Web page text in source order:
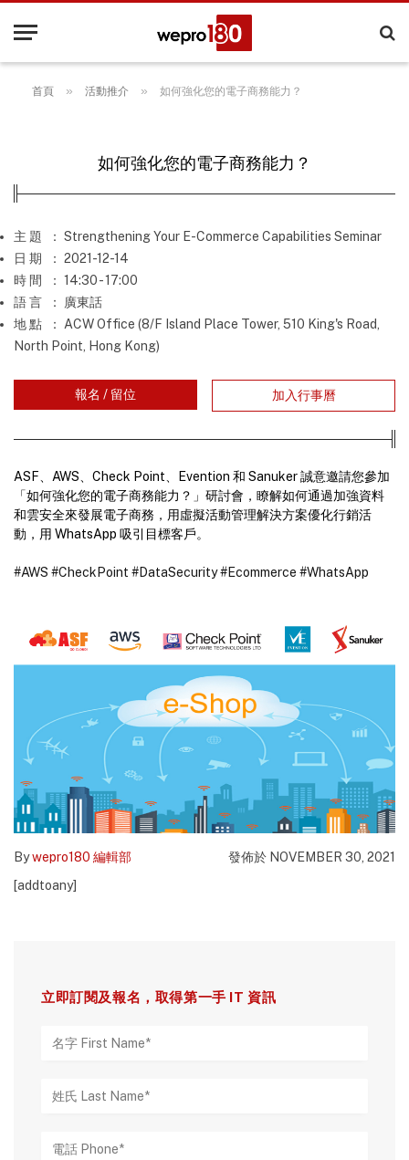
首頁 » 活動推介 » 如何強化您的電子商務能力？
如何強化您的電子商務能力？
主 題
： Strengthening Your E-Commerce Capabilities Seminar
日 期
： 2021-12-14
時 間
： 14:30 - 17:00
語 言
： 廣東話
地 點
： ACW Office (8/F Island Place Tower, 510 King's Road,
North Point, Hong Kong)
報名 / 留位 加入行事曆
ASF、AWS、Check Point、Evention 和 Sanuker 誠意邀請您參加
「如何強化您的電子商務能力？」研討會，瞭解如何通過加強資料
和雲安全來發展電子商務，用虛擬活動管理解決方案優化行銷活
動，用 WhatsApp 吸引目標客戶。
#AWS #CheckPoint #DataSecurity#Ecommerce #WhatsApp
Bywepro180 編輯部
發佈於 NOVEMBER 30, 2021
[addtoany]
立即訂閱及報名，取得第一手 IT 資訊